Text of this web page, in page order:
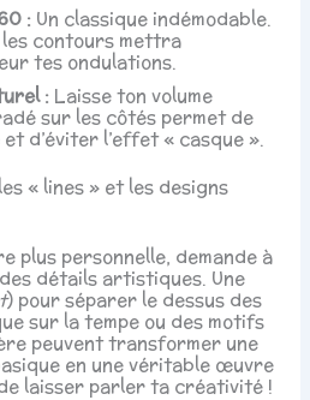
: Un classique indémodable.
contours mettra
tes ondulations.
: Laisse ton volume
sur les côtés permet de
d’éviter l’effet « casque ».
« lines » et les designs
plus personnelle, demande à
détails artistiques. Une
) pour séparer le dessus des
sur la tempe ou des motifs
peuvent transformer une
en une véritable œuvre
laisser parler ta créativité !